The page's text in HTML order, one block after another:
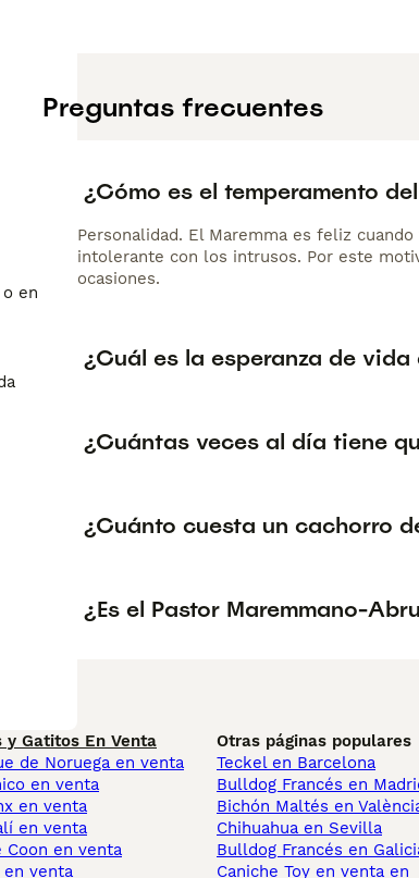
en el
Preguntas frecuentes
¿Cómo es el temperamento
Personalidad. El Maremma es feliz
intolerante con los intrusos. Por este
ocasiones.
¿Cuál es la esperanza de vida
¿Cuántas veces al día tiene
¿Cuánto cuesta un cachorro
¿Es el Pastor Maremmano-
y Gatitos En Venta
de Noruega en venta
en venta
en venta
en venta
Coon en venta
en venta
Otras páginas populares
Teckel en Barcelona
Bulldog Francés en
Bichón Maltés en
Chihuahua en Sevilla
Bulldog Francés en
Caniche Toy en venta en